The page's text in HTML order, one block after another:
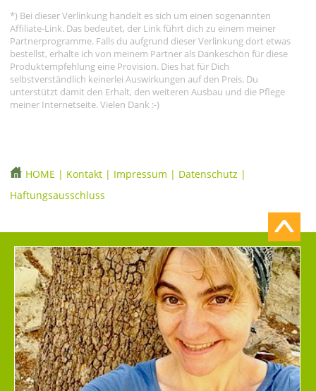
*) Bei dieser Verlinkung handelt es sich um einen sogenannten
Affiliate-Link. Das bedeutet, der Link führt dich zu einem meiner
Partnerprogramme. Falls du aufgrund dieser Verlinkung dort etwas
bestellst, erhalte ich von meinem Partner als Dankeschön für diese
Produktempfehlung eine Provision. Dies hat für Dich
selbstverständlich keinerlei Auswirkungen auf den Preis. Du
unterstützt damit den Erhalt, den weiteren Ausbau und die Pflege
meiner Internetseite. Vielen Dank :-)
HOME | Kontakt | Impressum | Datenschutz |
Haftungsausschluss